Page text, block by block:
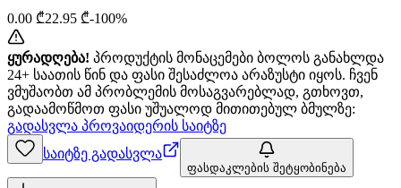
0.00 ₾22.95 ₾-100%
ყურადღება! პროდუქტის მონაცემები ბოლოს განახლდა
24+ საათის წინ და ფასი შესაძლოა არაზუსტი იყოს. ჩვენ
ვმუშაობთ ამ პრობლემის მოსაგვარებლად, გთხოვთ,
გადაამოწმოთ ფასი უშუალოდ მითითებულ ბმულზე:
გადასვლა პროვაიდერის საიტზე
საიტზე გადასვლა
ფასდაკლების შეტყობინება